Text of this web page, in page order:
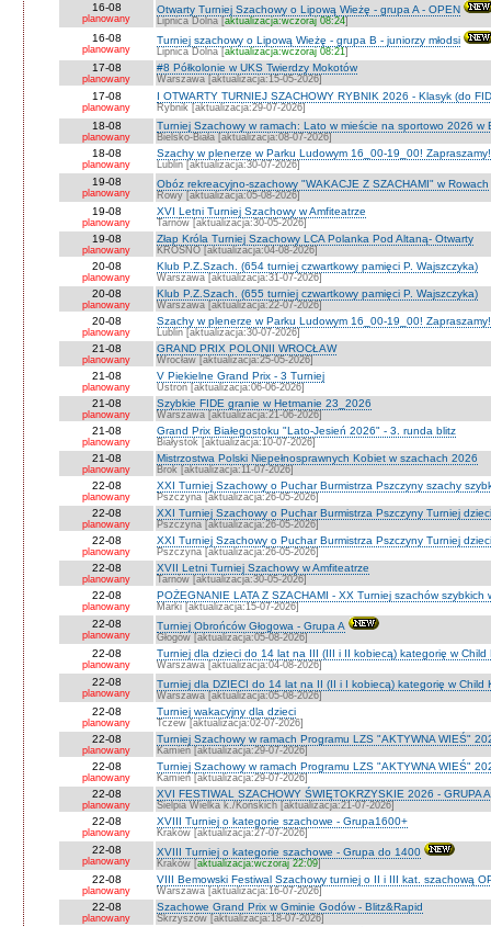
16-08
planowany
Otwarty Turniej Szachowy o Lipową Wieżę - grupa A - OPEN
Lipnica Dolna [aktualizacja:wczoraj 08:24]
16-08
planowany
Turniej szachowy o Lipową Wieżę - grupa B - juniorzy młodsi
Lipnica Dolna [aktualizacja:wczoraj 08:21]
17-08
planowany
#8 Półkolonie w UKS Twierdzy Mokotów
Warszawa [aktualizacja:15-05-2026]
17-08
planowany
I OTWARTY TURNIEJ SZACHOWY RYBNIK 2026 - Klasyk (do
Rybnik [aktualizacja:29-07-2026]
18-08
planowany
Turniej Szachowy w ramach: Lato w mieście na sportowo 2026 w
Bielsko-Biała [aktualizacja:08-07-2026]
18-08
planowany
Szachy w plenerze w Parku Ludowym 16_00-19_00! Zapraszamy!
Lublin [aktualizacja:30-07-2026]
19-08
planowany
Obóz rekreacyjno-szachowy "WAKACJE Z SZACHAMI" w Rowach
Rowy [aktualizacja:05-08-2026]
19-08
planowany
XVI Letni Turniej Szachowy w Amfiteatrze
Tarnów [aktualizacja:30-05-2026]
19-08
planowany
Złap Króla Turniej Szachowy LCA Polanka Pod Altaną- Otwarty
KROSNO [aktualizacja:04-08-2026]
20-08
planowany
Klub P.Z.Szach. (654 turniej czwartkowy pamięci P. Wajszczyka)
Warszawa [aktualizacja:31-07-2026]
20-08
planowany
Klub P.Z.Szach. (655 turniej czwartkowy pamięci P. Wajszczyka)
Warszawa [aktualizacja:22-07-2026]
20-08
planowany
Szachy w plenerze w Parku Ludowym 16_00-19_00! Zapraszamy!
Lublin [aktualizacja:30-07-2026]
21-08
planowany
GRAND PRIX POLONII WROCŁAW
Wrocław [aktualizacja:25-05-2026]
21-08
planowany
V Piekielne Grand Prix - 3 Turniej
Ustroń [aktualizacja:06-06-2026]
21-08
planowany
Szybkie FIDE granie w Hetmanie 23_2026
Warszawa [aktualizacja:21-06-2026]
21-08
planowany
Grand Prix Białegostoku "Lato-Jesień 2026" - 3. runda blitz
Białystok [aktualizacja:10-07-2026]
21-08
planowany
Mistrzostwa Polski Niepełnosprawnych Kobiet w szachach 2026
Brok [aktualizacja:11-07-2026]
22-08
planowany
XXI Turniej Szachowy o Puchar Burmistrza Pszczyny szachy
Pszczyna [aktualizacja:26-05-2026]
22-08
planowany
XXI Turniej Szachowy o Puchar Burmistrza Pszczyny Turniej
Pszczyna [aktualizacja:26-05-2026]
22-08
planowany
XXI Turniej Szachowy o Puchar Burmistrza Pszczyny Turniej
Pszczyna [aktualizacja:26-05-2026]
22-08
planowany
XVII Letni Turniej Szachowy w Amfiteatrze
Tarnów [aktualizacja:30-05-2026]
22-08
planowany
POŻEGNANIE LATA Z SZACHAMI - XX Turniej szachów szybkich
Marki [aktualizacja:15-07-2026]
22-08
planowany
Turniej Obrońców Głogowa - Grupa A
Głogów [aktualizacja:05-08-2026]
22-08
planowany
Turniej dla dzieci do 14 lat na III (III i II kobiecą) kategorię w Child
Warszawa [aktualizacja:04-08-2026]
22-08
planowany
Turniej dla DZIECI do 14 lat na II (II i I kobiecą) kategorię w Child
Warszawa [aktualizacja:05-08-2026]
22-08
planowany
Turniej wakacyjny dla dzieci
Tczew [aktualizacja:02-07-2026]
22-08
planowany
Turniej Szachowy w ramach Programu LZS "AKTYWNA WIEŚ"
Kamień [aktualizacja:29-07-2026]
22-08
planowany
Turniej Szachowy w ramach Programu LZS "AKTYWNA WIEŚ"
Kamień [aktualizacja:29-07-2026]
22-08
planowany
XVI FESTIWAL SZACHOWY ŚWIĘTOKRZYSKIE 2026 - GRUPA
Sielpia Wielka k./Końskich [aktualizacja:21-07-2026]
22-08
planowany
XVIII Turniej o kategorie szachowe - Grupa1600+
Kraków [aktualizacja:27-07-2026]
22-08
planowany
XVIII Turniej o kategorie szachowe - Grupa do 1400
Kraków [aktualizacja:wczoraj 22:09]
22-08
planowany
VIII Bemowski Festiwal Szachowy turniej o II i III kat. szachową
Warszawa [aktualizacja:16-07-2026]
22-08
planowany
Szachowe Grand Prix w Gminie Godów - Blitz&Rapid
Skrzyszów [aktualizacja:18-07-2026]